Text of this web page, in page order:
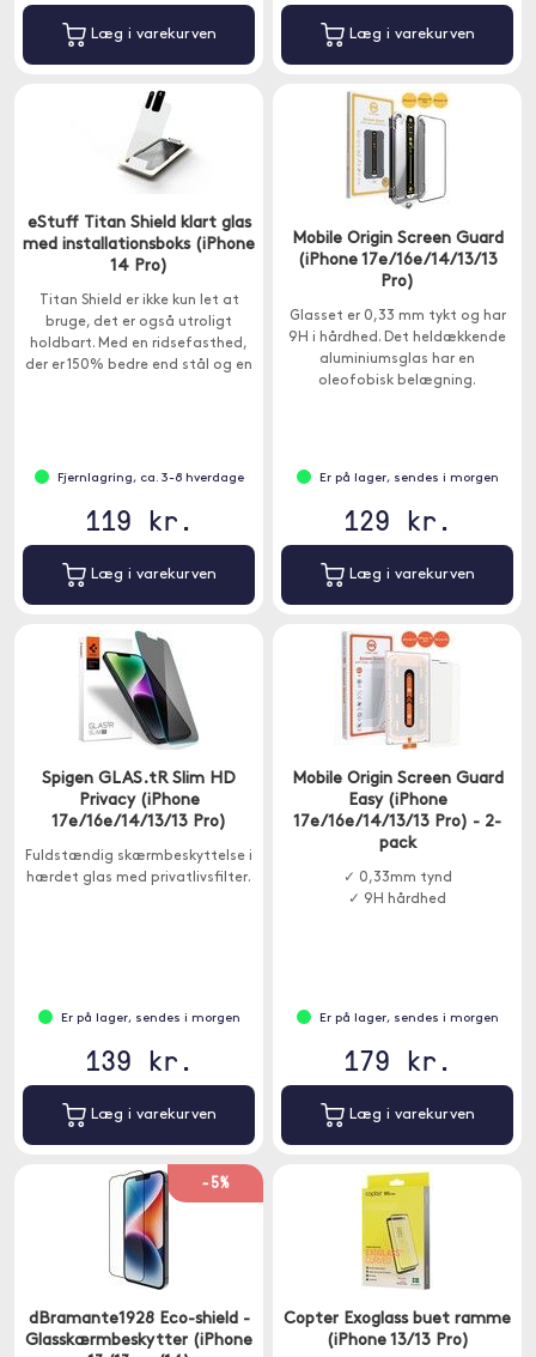
Læg i varekurven Læg i varekurven
eStuff Titan Shield klart glas
med installationsboks (iPhone
14 Pro)
Titan Shield er ikke kun let at
bruge, det er også utroligt
holdbart. Med en ridsefasthed,
der er 150% bedre end stål og en
Fjernlagring, ca. 3-8 hverdage
119 kr.
Læg i varekurven
Mobile Origin Screen Guard
(iPhone 17e/16e/14/13/13
Pro)
Glasset er 0,33 mm tykt og har
9H i hårdhed. Det heldækkende
aluminiumsglas har en
oleofobisk belægning.
Er på lager, sendes i morgen
129 kr.
Læg i varekurven
Spigen GLAS.tR Slim HD
Privacy (iPhone
17e/16e/14/13/13 Pro)
Fuldstændig skærmbeskyttelse i
hærdet glas med privatlivsfilter.
Er på lager, sendes i morgen
139 kr.
Læg i varekurven
Mobile Origin Screen Guard
Easy (iPhone
17e/16e/14/13/13 Pro) - 2-
pack
✓ 0,33mm tynd
✓ 9H hårdhed
Er på lager, sendes i morgen
179 kr.
Læg i varekurven
-5%
dBramante1928 Eco-shield -
Glasskærmbeskytter (iPhone
Copter Exoglass buet ramme
(iPhone 13/13 Pro)